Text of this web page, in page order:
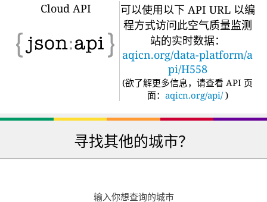
Cloud API
可以使用以下 API URL 以编
程方式访问此空气质量监测
站的实时数据：
aqicn.org/data-platform/a
pi/H558
(欲了解更多信息，请查看 API 页
面： aqicn.org/api/ )
寻找其他的城市？
输入你想查询的城市